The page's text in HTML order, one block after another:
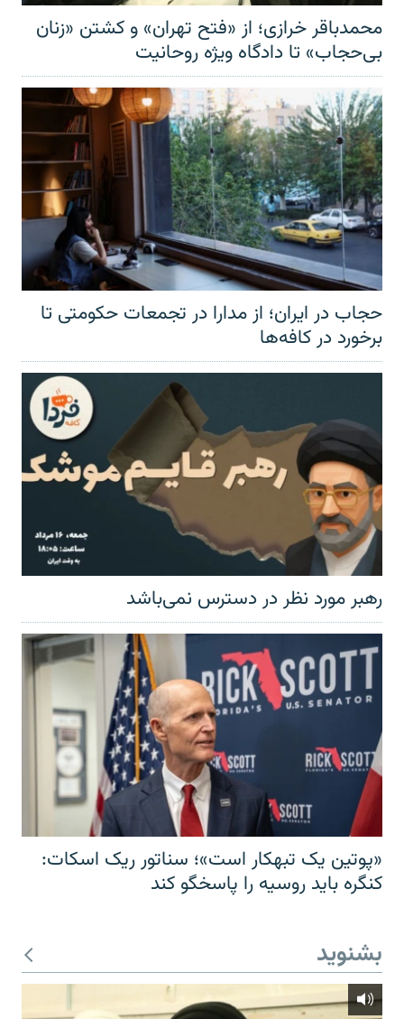
محمدباقر خرازی؛ از «فتح تهران» و کشتن «زنان
بی‌حجاب» تا دادگاه ویژه روحانیت
حجاب در ایران؛ از مدارا در تجمعات حکومتی تا
برخورد در کافه‌ها
رهبر مورد نظر در دسترس نمی‌باشد
«پوتین یک تبهکار است»؛ سناتور ریک اسکات:
کنگره باید روسیه را پاسخگو کند
بشنوید